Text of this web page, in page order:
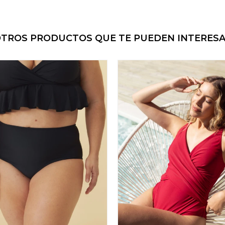
PRODUCTOS QUE TE PUEDEN